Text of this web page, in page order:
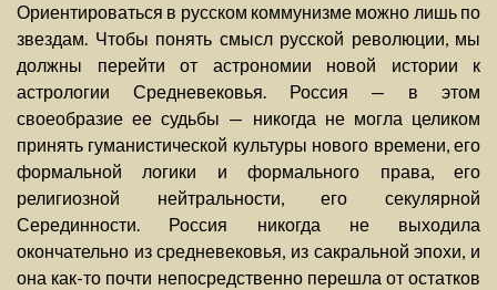
Ориентироваться в русском коммунизме можно лишь по
звездам. Чтобы понять смысл русской революции, мы
должны перейти от астрономии новой истории к
астрологии Средневековья. Россия — в этом
своеобразие ее судьбы — никогда не могла целиком
принять гуманистической культуры нового времени, его
формальной логики и формального права, его
религиозной нейтральности, его секулярной
Серединности. Россия никогда не выходила
окончательно из средневековья, из сакральной эпохи, и
она как-то почти непосредственно перешла от остатков